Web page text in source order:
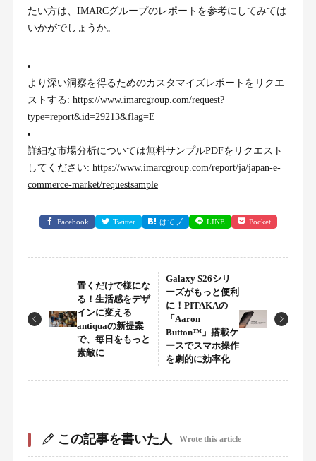
たい方は、IMARCグループのレポートを参考にしてみては
いかがでしょうか。
より深い洞察を得るためのカスタマイズレポートをリクエ
ストする: https://www.imarcgroup.com/request?
type=report&id=29213&flag=E
詳細な市場分析については無料サンプルPDFをリクエスト
してください: https://www.imarcgroup.com/report/ja/japan-e-
commerce-market/requestsample
Facebook Twitter はてブ LINE Pocket
置くだけで様にな
る！生活感をデザ
インに変える
antiquaの新提案
で、毎日をもっと
素敵に
Galaxy S26シリ
ーズがもっと便利
に！PITAKAの
「Aaron
Button™」搭載ケ
ースでスマホ操作
を劇的に効率化
この記事を書いた人 Wrote this article